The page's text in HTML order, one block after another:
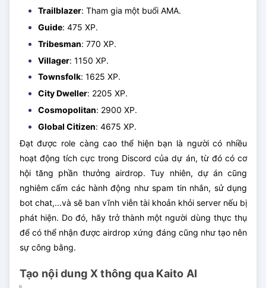
Trailblazer: Tham gia một buổi AMA.
Guide: 475 XP.
Tribesman: 770 XP.
Villager: 1150 XP.
Townsfolk: 1625 XP.
City Dweller: 2205 XP.
Cosmopolitan: 2900 XP.
Global Citizen: 4675 XP.
Đạt được role càng cao thể hiện bạn là người có nhiều
hoạt động tích cực trong Discord của dự án, từ đó có cơ
hội tăng phần thưởng airdrop. Tuy nhiên, dự án cũng
nghiêm cấm các hành động như spam tin nhắn, sử dụng
bot chat,...và sẽ ban vĩnh viễn tài khoản khỏi server nếu bị
phát hiện. Do đó, hãy trở thành một người dùng thực thụ
để có thể nhận được airdrop xứng đáng cũng như tạo nên
sự công bằng.
Tạo nội dung X thông qua Kaito AI